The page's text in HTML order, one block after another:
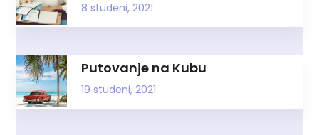
8 studeni, 2021
Putovanje na Kubu
19 studeni, 2021